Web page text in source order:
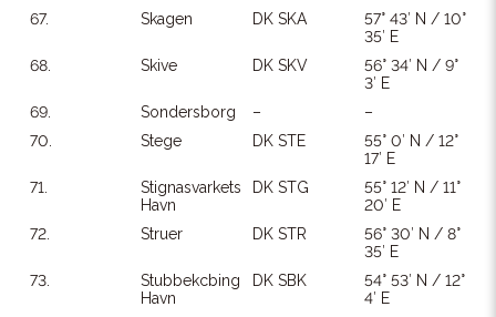
67.
Skagen DK SKA
57° 43′ N / 10°
35′ E
68.
Skive DK SKV
56° 34′ N / 9°
3′ E
69.
Sondersborg –
–
70.
Stege DK STE
55° 0′ N / 12°
17′ E
71.
Stignasvarkets
Havn
DK STG
55° 12′ N / 11°
20′ E
72.
Struer DK STR
56° 30′ N / 8°
35′ E
73.
Stubbekcbing
Havn
DK SBK
54° 53′ N / 12°
4′ E